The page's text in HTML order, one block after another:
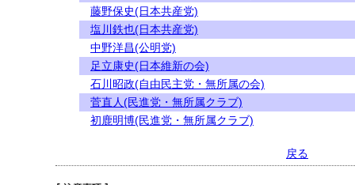
藤野保史(日本共産党)
塩川鉄也(日本共産党)
中野洋昌(公明党)
足立康史(日本維新の会)
石川昭政(自由民主党・無所属の会)
菅直人(民進党・無所属クラブ)
初鹿明博(民進党・無所属クラブ)
戻る